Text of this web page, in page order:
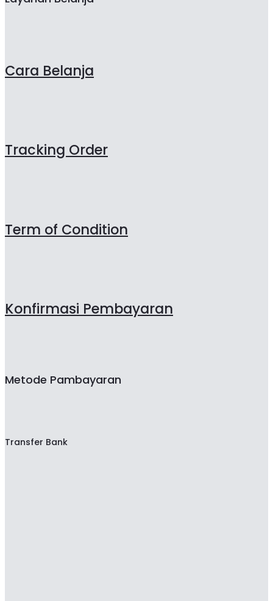
Cara Belanja
Tracking Order
Term of Condition
Konfirmasi Pembayaran
Metode Pambayaran
Transfer Bank